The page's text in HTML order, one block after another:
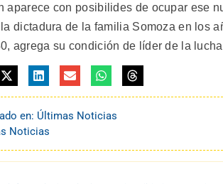
aparece con posibilides de ocupar ese
dictadura de la familia Somoza en los
agrega su condición de líder de la
en: Últimas Noticias
Noticias